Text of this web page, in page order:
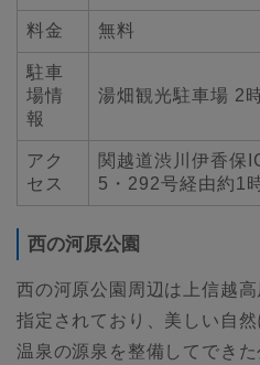
料金 無料
駐車
場情
報
湯畑観光駐車場 2
アク
セス
関越道渋川伊香保
5・292号経由約1
西の河原公園
西の河原公園周辺は上信越
指定されており、美しい自
温泉の源泉を整備してでき